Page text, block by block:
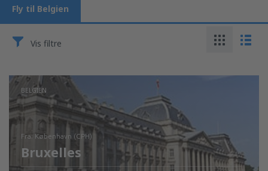
Fly til Belgien
Vis filtre
BELGIEN
fra: København (CPH)
Bruxelles